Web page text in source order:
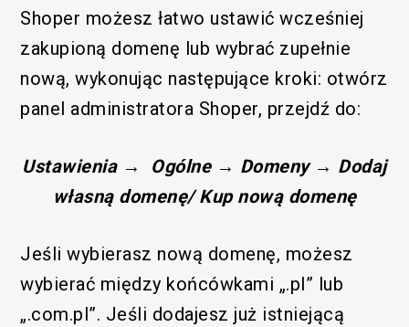
Shoper możesz łatwo ustawić wcześniej
zakupioną domenę lub wybrać zupełnie
nową, wykonując następujące kroki: otwórz
panel administratora Shoper, przejdź do:
Ustawienia → Ogólne → Domeny → Dodaj
własną domenę/ Kup nową domenę
Jeśli wybierasz nową domenę, możesz
wybierać między końcówkami „.pl” lub
„.com.pl”. Jeśli dodajesz już istniejącą